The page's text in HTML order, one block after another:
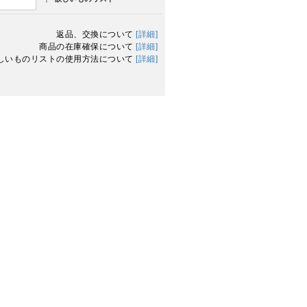
返品、交換について [詳細]
商品の在庫確保について [詳細]
いものリストの使用方法について [詳細]